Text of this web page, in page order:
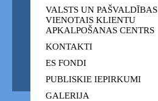
VALSTS UN PAŠVALDĪBAS
VIENOTAIS KLIENTU
APKALPOŠANAS CENTRS
KONTAKTI
ES FONDI
PUBLISKIE IEPIRKUMI
GALERIJA